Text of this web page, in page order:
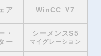
ア WinCC V7
・
ー
シーメンスS5
マイグレーション